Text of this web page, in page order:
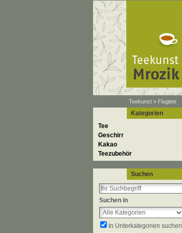
Teekunst » Flugtee
Kategorien
Tee
Geschirr
Kakao
Teezubehör
Suchen
Suchen in
In Unterkategorien suchen